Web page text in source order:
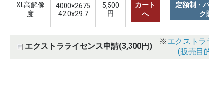
XL高解像
度
4000×2675
42.0x29.7
5,500
円
カート
へ
定額制・バリ
ク購
エクストラライセンス申請(3,300円)
※エクストララ
(販売目的